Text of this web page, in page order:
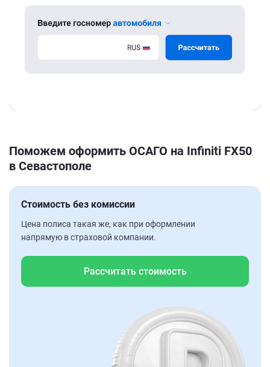
Поможем оформить ОСАГО на Infiniti FX50
в Севастополе
Стоимость без комиссии
Цена полиса такая же, как при оформлении
напрямую в страховой компании.
Рассчитать стоимость